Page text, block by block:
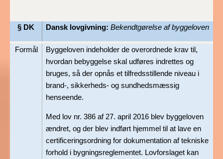
2020)
BR18 (10/3-30/6
2020)
BR18 (1/1-9/3 2020)
2019)
BR18 (1/1-4/7 2019)
§ DK Dansk lovgivning:Bekendtgørelse af byggeloven
Formål
Byggeloven indeholder de overordnede krav til,
hvordan bebyggelse skal udføres indrettes og
bruges, så der opnås et tilfredsstillende niveau i
brand-, sikkerheds- og sundhedsmæssig
henseende.
Med lov nr. 386 af 27. april 2016 blev byggeloven
ændret, og der blev indført hjemmel til at lave en
certificeringsordning for dokumentation af tekniske
forhold i bygningsreglementet. Lovforslaget kan